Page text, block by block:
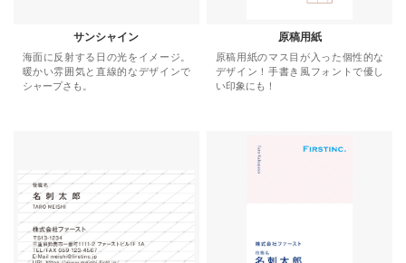
サンシャイン
海面に反射する日の光をイメージ。
暖かい雰囲気と直線的なデザインで
シャープさも。
原稿用紙
原稿用紙のマス目が入った個性的な
デザイン！手書き風フォントで優し
い印象にも！